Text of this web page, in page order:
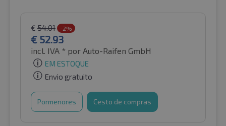
€ 54.01 -2%
€ 52.93
incl. IVA * por Auto-Raifen GmbH
EM ESTOQUE
Envio gratuito
Pormenores Cesto de compras